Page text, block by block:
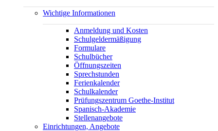
Wichtige Informationen
Anmeldung und Kosten
Schulgeldermäßigung
Formulare
Schulbücher
Öffnungszeiten
Sprechstunden
Ferienkalender
Schulkalender
Prüfungszentrum Goethe-Institut
Spanisch-Akademie
Stellenangebote
Einrichtungen, Angebote